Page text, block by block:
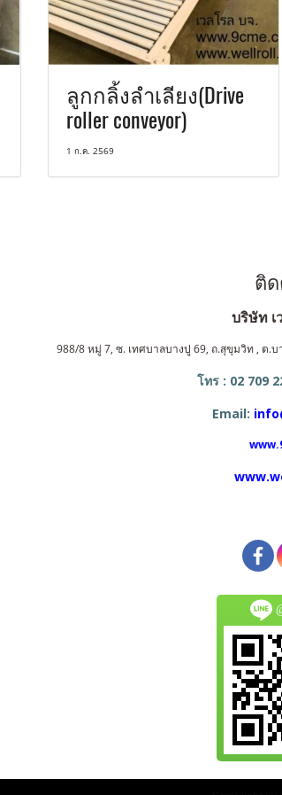
ลูกกลิ้งลำเลียง(Drive
roller conveyor)
1 ก.ค. 2569
ติด
บริษัท เ
988/8 หมู่ 7, ซ. เทศบาลบางปู 69, ถ.สุขุมวิท , ต.บ
โทร : 02 709
Email: